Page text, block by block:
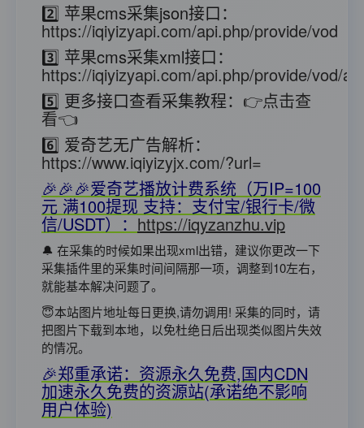
2️⃣ 苹果cms采集json接口：
https://iqiyizyapi.com/api.php/provide/vod
3️⃣ 苹果cms采集xml接口：
https://iqiyizyapi.com/api.php/provide/vod/
5️⃣ 更多接口查看采集教程： 👉点击查
看👈
6️⃣ 爱奇艺无广告解析：
https://www.iqiyizyjx.com/?url=
🎉🎉🎉爱奇艺播放计费系统（万IP=100
元 满100提现 支持：支付宝/银行卡/微
信/USDT）： https://iqyzanzhu.vip
🔔 在采集的时候如果出现xml出错，建议你更改一下
采集插件里的采集时间间隔那一项，调整到10左右，
就能基本解决问题了。
😇本站图片地址每日更换,请勿调用! 采集的同时，请
把图片下载到本地，以免杜绝日后出现类似图片失效
的情况。
🎉郑重承诺：资源永久免费,国内CDN
加速永久免费的资源站(承诺绝不影响
用户体验)